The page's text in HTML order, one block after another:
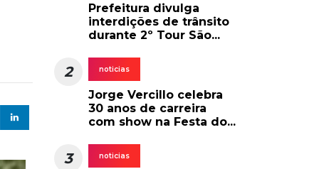
Prefeitura divulga
interdições de trânsito
durante 2º Tour São...
2 noticias
Jorge Vercillo celebra
30 anos de carreira
com show na Festa do...
3 noticias